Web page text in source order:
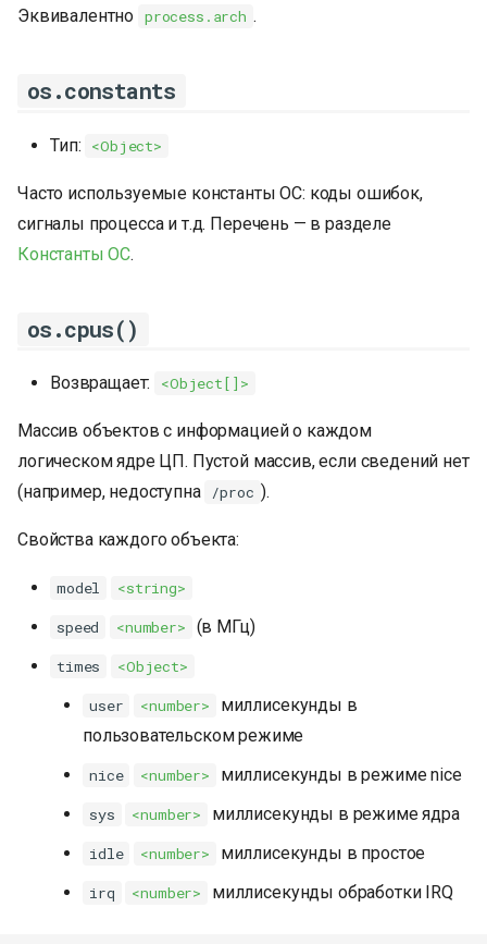
Эквивалентно process.arch .
os.constants
Тип: <Object>
Часто используемые константы ОС: коды ошибок,
сигналы процесса и т.д. Перечень — в разделе
Константы ОС.
os.cpus()
Возвращает: <Object[]>
Массив объектов с информацией о каждом
логическом ядре ЦП. Пустой массив, если сведений нет
(например, недоступна
/proc ).
Свойства каждого объекта:
model
<string>
speed
<number> (в МГц)
times
<Object>
user
<number>
миллисекунды в
пользовательском режиме
nice <number> миллисекунды в режиме nice
sys <number> миллисекунды в режиме ядра
idle <number> миллисекунды в простое
irq <number> миллисекунды обработки IRQ